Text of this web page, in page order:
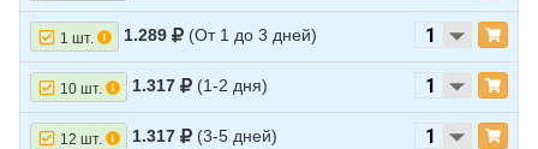
1 шт. 1.289 (От 1 до 3 дней)
10 шт. 1.317 (1-2 дня)
12 шт. 1.317 (3-5 дней)